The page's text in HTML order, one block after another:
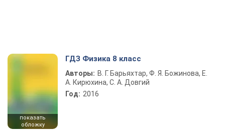
показать
обложку
ГДЗ Физика 8 класс
Авторы: В. Г. Барьяхтар, Ф. Я. Божинова, Е.
А. Кирюхина, С. А. Довгий
Год: 2016